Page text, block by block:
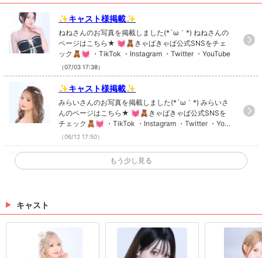
✨キャスト様掲載✨
ねねさんのお写真を掲載しました(*´ω｀*) ねねさんの
ページはこちら★ 💓🧸きゃばきゃば公式SNSをチェ
ック🧸💓 ・TikTok ・Instagram ・Twitter ・YouTube
（07/03 17:38）
✨キャスト様掲載✨
みらいさんのお写真を掲載しました(*´ω｀*) みらいさ
んのページはこちら★ 💓🧸きゃばきゃば公式SNSを
チェック🧸💓 ・TikTok ・Instagram ・Twitter ・YouT
ube
（06/12 17:50）
✨キャスト様掲載✨
すみれさん、みらいさんのお写真を掲載しました(*´ω
✨キャスト様掲載✨
ねねさんのお写真を掲載しました(*´ω｀*) ねねさんの
ページはこちら★ 💓🧸きゃばきゃば公式SNSをチェ
もう少し見る
キャスト